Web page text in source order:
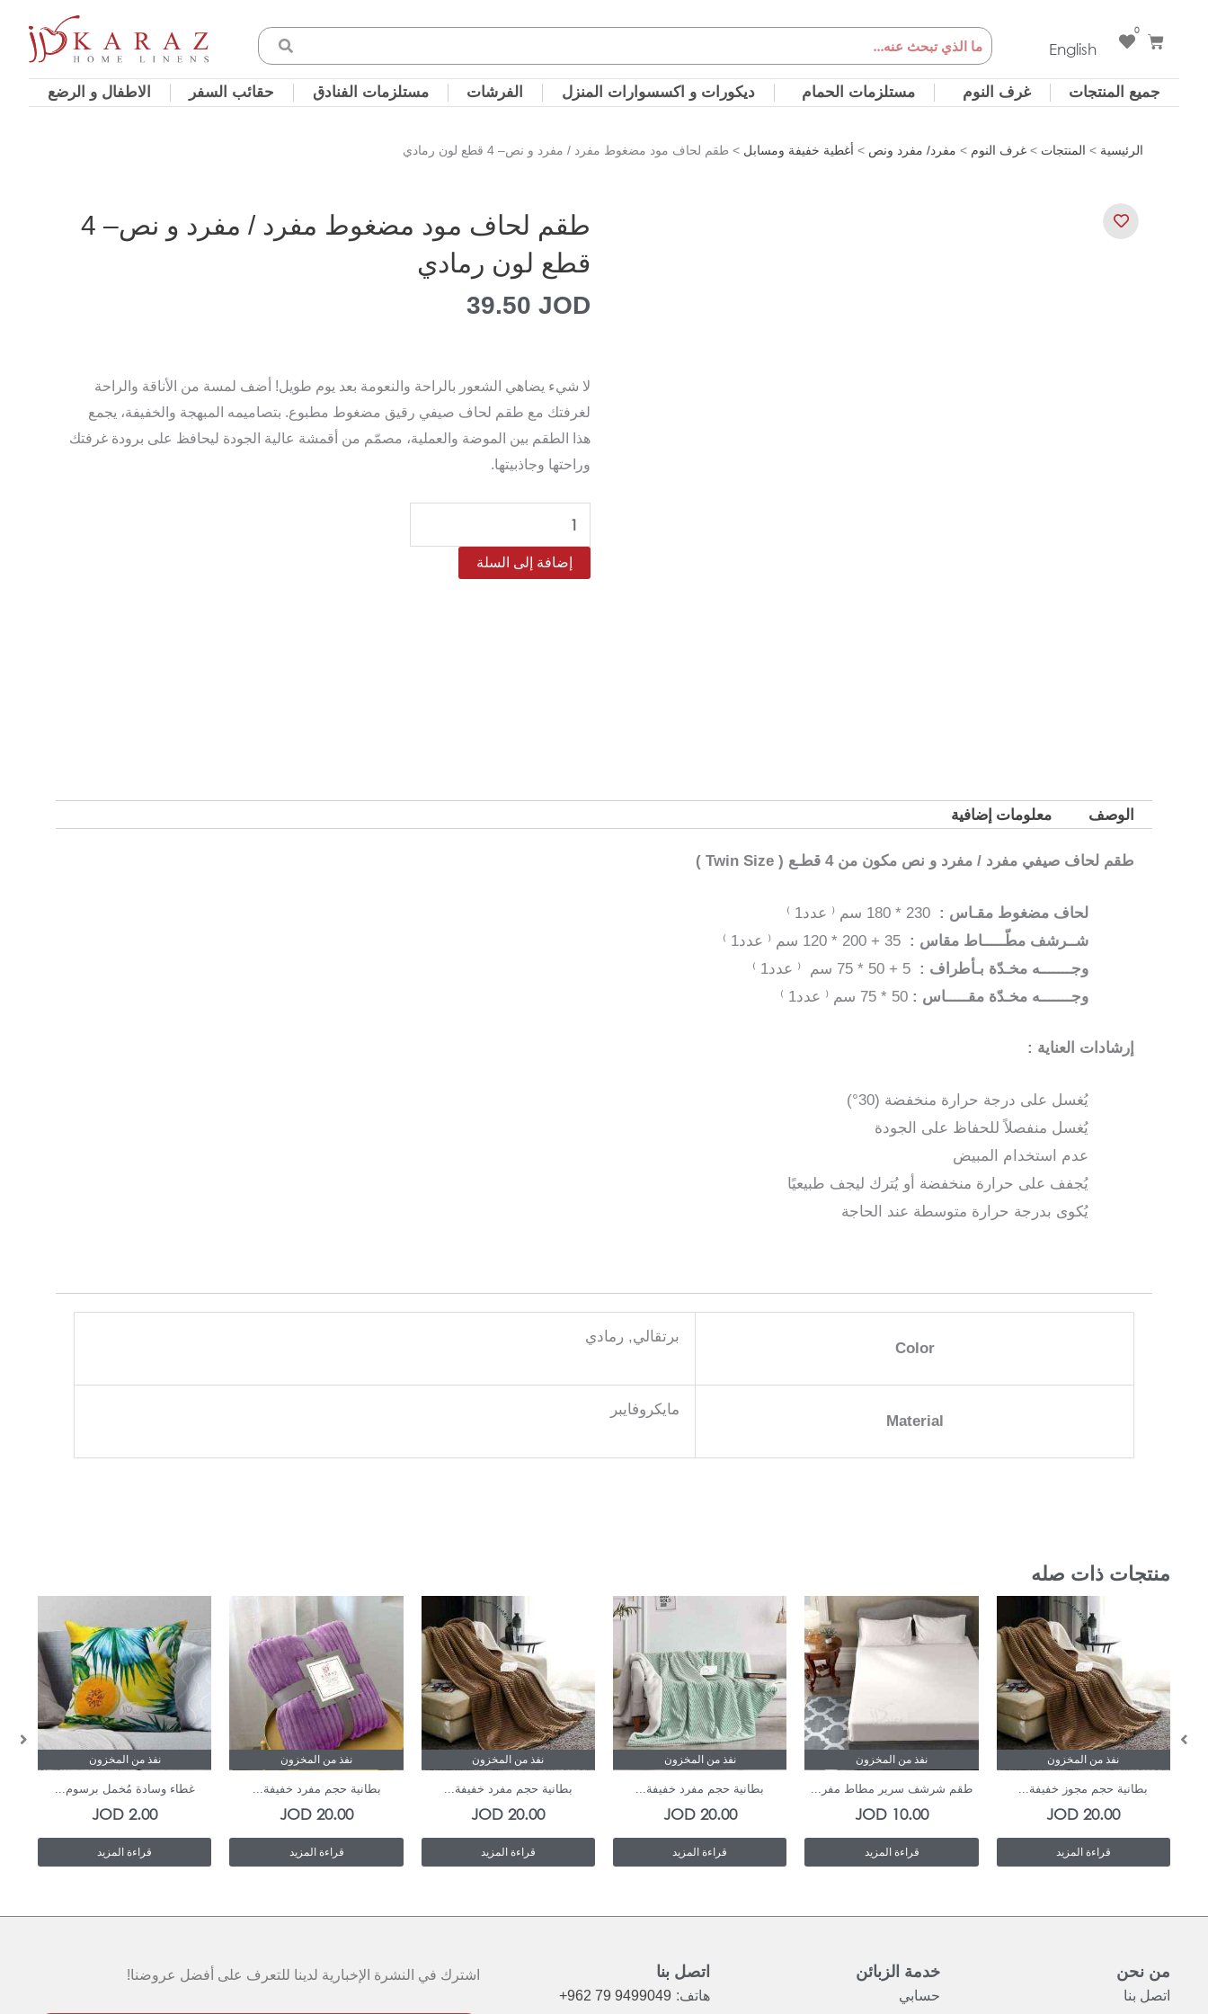
Search English
0
Cart
جميع المنتجات غرف النوم مستلزمات الحمام ديكورات و اكسسوارات المنزل الفرشات مستلزمات الفنادق حقائب السفر الاطفال و الرضع
الرئيسية > المنتجات > غرف النوم > مفرد/ مفرد ونص > أغطية خفيفة ومسابل > طقم لحاف مود مضغوط مفرد / مفرد و نص– 4 قطع لون رمادي
طقم لحاف مود مضغوط مفرد / مفرد و نص– 4
قطع لون رمادي
39.50JOD
لا شيء يضاهي الشعور بالراحة والنعومة بعد يوم طويل! أضف لمسة من الأناقة والراحة
لغرفتك مع طقم لحاف صيفي رقيق مضغوط مطبوع. بتصاميمه المبهجة والخفيفة، يجمع
هذا الطقم بين الموضة والعملية، مصمّم من أقمشة عالية الجودة ليحافظ على برودة غرفتك
وراحتها وجاذبيتها.
كمية
طقم
لحاف
إضافة إلى السلة
الوصف معلومات إضافية
طقم لحاف صيفي مفرد / مفرد و نص مكون من 4 قطـع ( Twin Size )
لحاف مضغوط مقـاس :
شــرشف مطّـــــاط مقاس :
وجـــــــه مخـدّة بـأطراف :
وجـــــــه مخـدّة مقـــــاس :
إرشادات العناية :
يُغسل على درجة حرارة منخفضة (30°)
يُغسل منفصلاً للحفاظ على الجودة
عدم استخدام المبيض
يُجفف على حرارة منخفضة أو يُترك ليجف طبيعيًا
يُكوى بدرجة حرارة متوسطة عند الحاجة
Color
برتقالي, رمادي
Material
مايكروفايبر
منتجات ذات صله
نفذ من المخزون
بطانية حجم مجوز خفيفة...
20.00
JOD
قراءة المزيد
نفذ من المخزون
طقم شرشف سرير مطاط مفر...
10.00
JOD
قراءة المزيد
نفذ من المخزون
بطانية حجم مفرد خفيفة...
20.00
JOD
قراءة المزيد
نفذ من المخزون
بطانية حجم مفرد خفيفة...
20.00
JOD
قراءة المزيد
نفذ من المخزون
بطانية حجم مفرد خفيفة...
20.00
JOD
قراءة المزيد
نفذ من المخزون
غطاء وسادة مُخمل برسوم...
2.00
JOD
قراءة المزيد
من نحن
اتصل بنا
خدمة الزبائن
حسابي
اتصل بنا
هاتف: +962 79 9499049
اشترك في النشرة الإخبارية لدينا للتعرف على أفضل عروضنا!